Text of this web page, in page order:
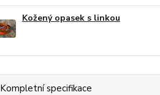
Kožený opasek s linkou
Kompletní specifikace